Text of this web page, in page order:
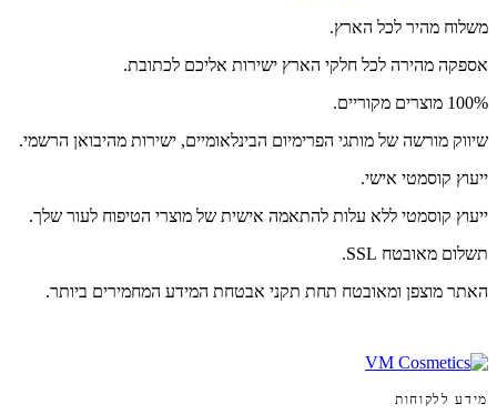
משלוח מהיר לכל הארץ.
אספקה מהירה לכל חלקי הארץ ישירות אליכם לכתובת.
100% מוצרים מקוריים.
שיווק מורשה של מותגי הפרימיום הבינלאומיים, ישירות מהיבואן הרשמי.
ייעוץ קוסמטי אישי.
ייעוץ קוסמטי ללא עלות להתאמה אישית של מוצרי הטיפוח לעור שלך.
תשלום מאובטח SSL.
האתר מוצפן ומאובטח תחת תקני אבטחת המידע המחמירים ביותר.
מידע ללקוחות